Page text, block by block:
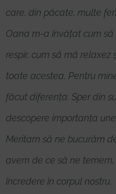
care, din păcate, multe
Oana m-a învățat cum
respir, cum să mă
toate acestea. Pentru
făcut diferența. Sper din
descopere importanța
Meritam să ne bucurăm
avem de ce să ne
încredere în corpul nostru.